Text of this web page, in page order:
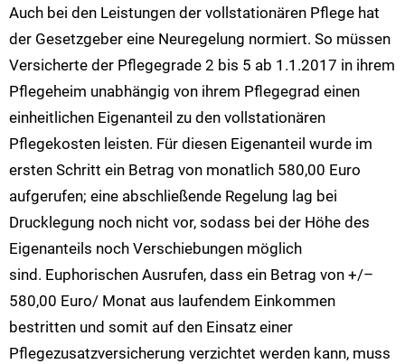
Auch bei den Leistungen der vollstationären Pflege hat
der Gesetzgeber eine Neuregelung normiert. So müssen
Versicherte der Pflegegrade 2 bis 5 ab 1.1.2017 in ihrem
Pflegeheim unabhängig von ihrem Pflegegrad einen
einheitlichen Eigenanteil zu den vollstationären
Pflegekosten leisten. Für diesen Eigenanteil wurde im
ersten Schritt ein Betrag von monatlich 580,00 Euro
aufgerufen; eine abschließende Regelung lag bei
Drucklegung noch nicht vor, sodass bei der Höhe des
Eigenanteils noch Verschiebungen möglich
sind. Euphorischen Ausrufen, dass ein Betrag von +/–
580,00 Euro/ Monat aus laufendem Einkommen
bestritten und somit auf den Einsatz einer
Pflegezusatzversicherung verzichtet werden kann, muss